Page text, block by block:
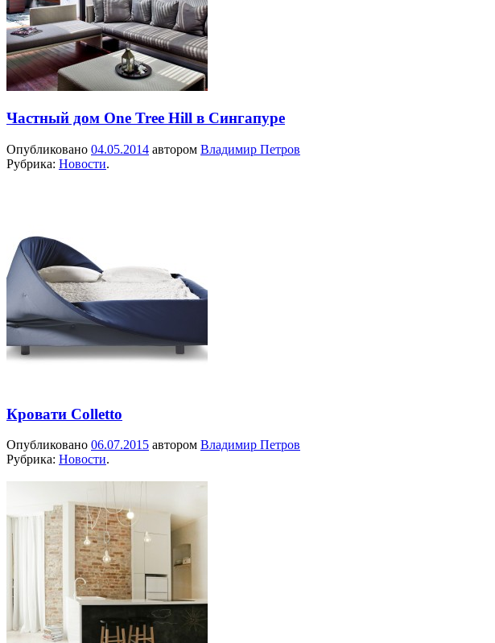
Частный дом One Tree Hill в Сингапуре
Опубликовано 04.05.2014 автором Владимир Петров
Рубрика: Новости.
Кровати Colletto
Опубликовано 06.07.2015 автором Владимир Петров
Рубрика: Новости.